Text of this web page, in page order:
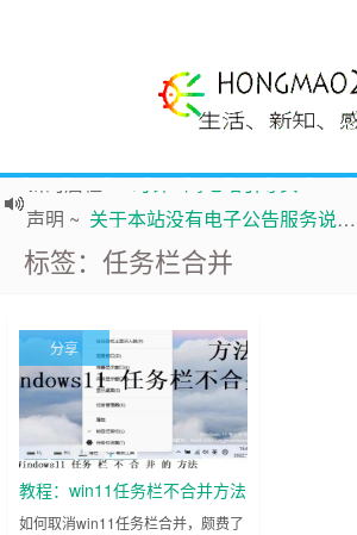
新的启程~时钟 鸿毛站引导页
声明 ~ 关于本站没有电子公告服务说明-20180517
践行自
由、开放、互助分享的互联网精神
标签：任务栏合并
分享
教程：win11任务栏不合并方法
开源免费 仅需0.9M文件
如何取消win11任务栏合并，颇费了